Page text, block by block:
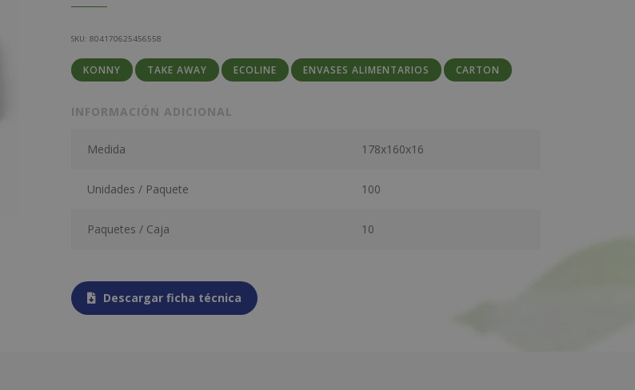
SKU:804170625456558
KONNY TAKE AWAY ECOLINE ENVASES ALIMENTARIOS CARTON
INFORMACIÓN ADICIONAL
Medida 178x160x16
Unidades / Paquete 100
Paquetes / Caja 10
Descargar ficha técnica